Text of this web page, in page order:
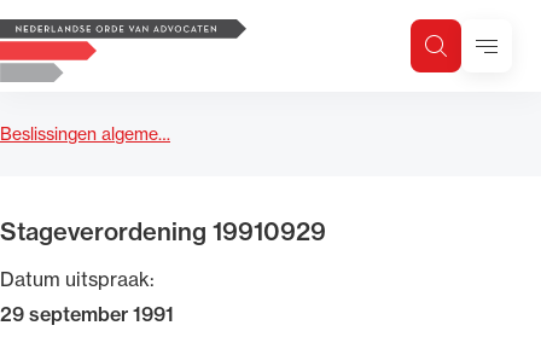
Logo, to the homepage
ZoekenMenu
Beslissingen algeme…
Stageverordening 19910929
Datum uitspraak:
29 september 1991
Zoeken
Zoek op trefwoord